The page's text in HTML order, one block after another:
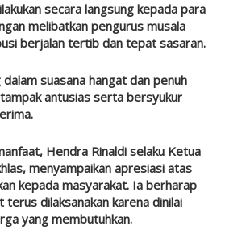
secara langsung kepada para
melibatkan pengurus musala
berjalan tertib dan tepat sasaran.
suasana hangat dan penuh
antusias serta bersyukur
Hendra Rinaldi selaku Ketua
menyampaikan apresiasi atas
kepada masyarakat. Ia berharap
dilaksanakan karena dinilai
yang membutuhkan.